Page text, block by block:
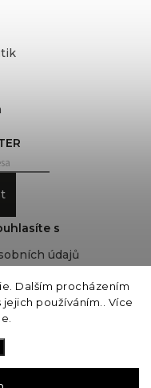
Dalším procházením
používáním.. Více
s
údajů